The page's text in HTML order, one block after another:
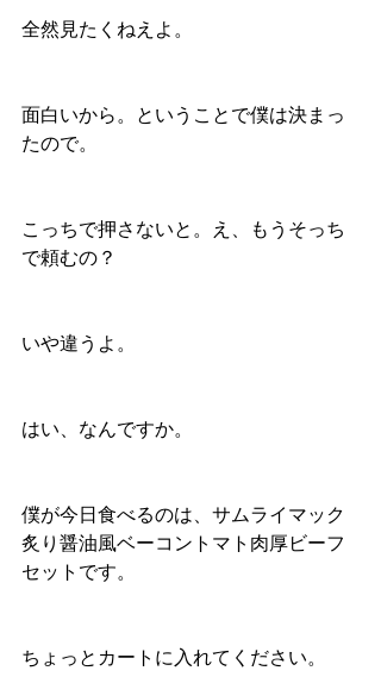
全然見たくねえよ。
面白いから。ということで僕は決まっ
たので。
こっちで押さないと。え、もうそっち
で頼むの？
いや違うよ。
はい、なんですか。
僕が今日食べるのは、サムライマック
炙り醤油風ベーコントマト肉厚ビーフ
セットです。
ちょっとカートに入れてください。